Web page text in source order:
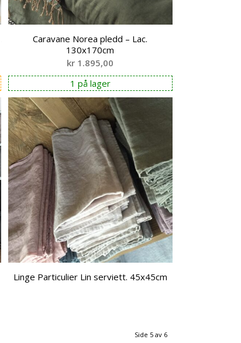
Caravane Norea pledd – Lac.
130x170cm
kr 1.895,00
1 på lager
Linge Particulier Lin serviett. 45x45cm
Side 5 av 6